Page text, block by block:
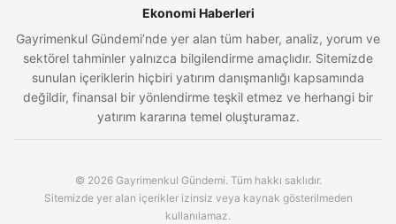
Ekonomi Haberleri
Gayrimenkul Gündemi’nde yer alan tüm haber, analiz, yorum ve
sektörel tahminler yalnızca bilgilendirme amaçlıdır. Sitemizde
sunulan içeriklerin hiçbiri yatırım danışmanlığı kapsamında
değildir, finansal bir yönlendirme teşkil etmez ve herhangi bir
yatırım kararına temel oluşturamaz.
© 2026 Gayrimenkul Gündemi. Tüm hakkı saklıdır.
Sitemizde yer alan içerikler izinsiz veya kaynak gösterilmeden
kullanılamaz.